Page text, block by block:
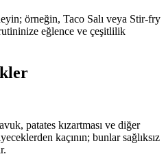
örneğin, Taco Salı veya Stir-fry
eğlence ve çeşitlilik
patates kızartması ve diğer
kaçının; bunlar sağlıksız